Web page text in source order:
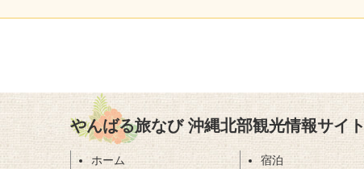
やんばる旅なび 沖縄北部観光情報サイト
ホーム 宿泊